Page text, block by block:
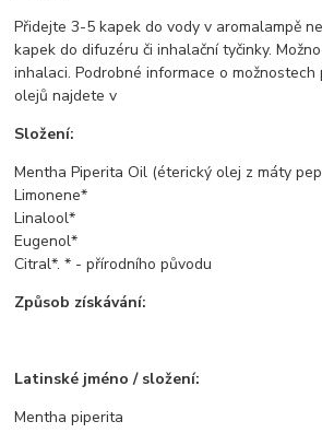
Přidejte 3-5 kapek do vody v aromalampě
kapek do difuzéru či inhalační tyčinky.
inhalaci. Podrobné informace o možnostech
olejů najdete v
Složení:
Mentha Piperita Oil (éterický olej z máty
Limonene*
Linalool*
Eugenol*
Citral*. * - přírodního původu
Způsob získávání:
Latinské jméno / složení:
Mentha piperita